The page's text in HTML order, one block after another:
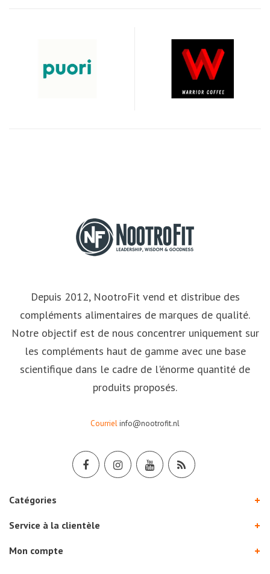
Depuis 2012, NootroFit vend et distribue des
compléments alimentaires de marques de qualité.
Notre objectif est de nous concentrer uniquement sur
les compléments haut de gamme avec une base
scientifique dans le cadre de l'énorme quantité de
produits proposés.
Courrielinfo@nootrofit.nl
Catégories
Service à la clientèle
Mon compte